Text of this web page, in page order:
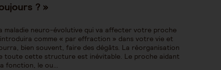
? »
maladie neuro-évolutive qui va affecter votre proche
comme « par effraction » dans votre vie et
bien souvent, faire des dégâts. La réorganisation
toute cette structure est inévitable. Le proche aidant
fonction, le ou…